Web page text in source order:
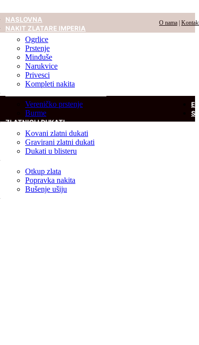
O nama
NASLOVNA
NAKIT ZLATARE IMPERIA
Ogrlice
Prstenje
Minđuše
Narukvice
Privesci
Kompleti nakita
Vereničko prstenje
Burme
ZLATNICI I DUKATI
Kovani zlatni dukati
Gravirani zlatni dukati
Dukati u blisteru
Otkup zlata
Popravka nakita
Bušenje ušiju